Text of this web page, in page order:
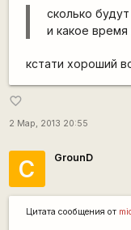
сколько
и какое
кстати хороший
favorite_border
2 Мар, 2013 20:55
С GrounD
Цитата сообщения от